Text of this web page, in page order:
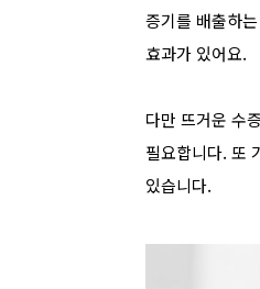
증기를 배출하
효과가 있어요.
다만 뜨거운 수
필요합니다. 또
있습니다.